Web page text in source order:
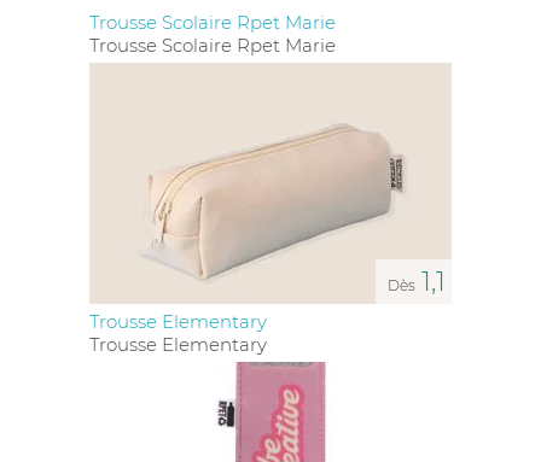
Trousse Scolaire Rpet Marie
Trousse Scolaire Rpet Marie
Dès 1,1
Trousse Elementary
Trousse Elementary